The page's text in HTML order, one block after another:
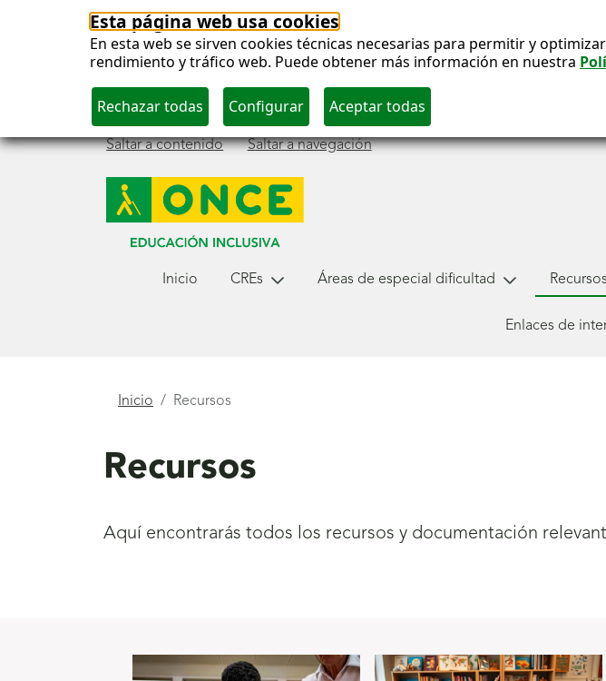
Esta página web usa cookies
En esta web se sirven cookies técnicas necesarias para permitir y
rendimiento y tráfico web. Puede obtener más información en nuestra
Saltar a contenido Saltar a navegación
Inicio CREs Áreas de especial dificultad Recursos
Enlaces de
Está
Inicio Recursos
Recursos
Aquí encontrarás todos los recursos y documentación